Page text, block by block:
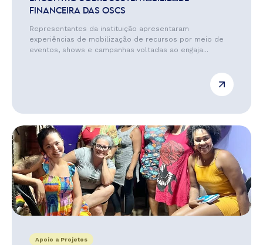
FINANCEIRA DAS OSCS
Representantes da instituição apresentaram
experiências de mobilização de recursos por meio de
eventos, shows e campanhas voltadas ao engaja...
Apoio a Projetos